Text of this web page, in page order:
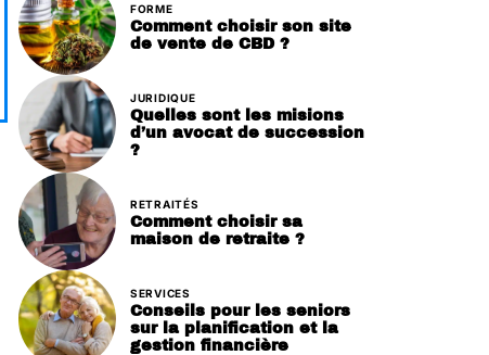
FORME
Comment choisir son site
de vente de CBD ?
JURIDIQUE
Quelles sont les misions
d’un avocat de succession
?
RETRAITÉS
Comment choisir sa
maison de retraite ?
SERVICES
Conseils pour les seniors
sur la planification et la
gestion financière